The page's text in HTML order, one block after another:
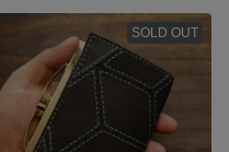
SOLD OUT